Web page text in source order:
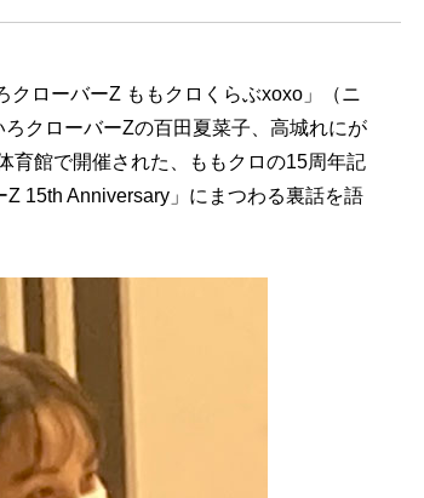
ローバーZ ももクロくらぶxoxo」（ニ
クローバーZの百田夏菜子、高城れにが
育館で開催された、ももクロの15周年記
15th Anniversary」にまつわる裏話を語